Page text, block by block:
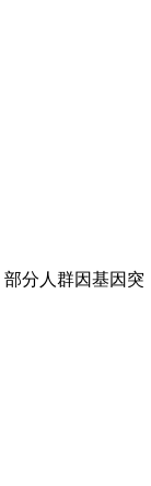
分人群因基因突